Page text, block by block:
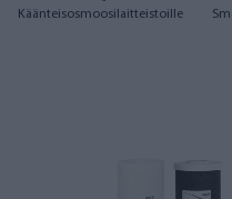
Käänteisosmoosilaitteistoille